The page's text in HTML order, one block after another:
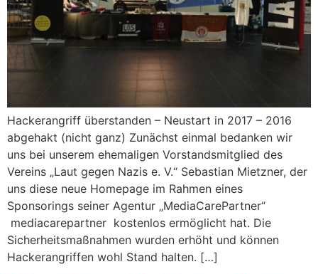
Hackerangriff überstanden – Neustart in 2017 – 2016
abgehakt (nicht ganz) Zunächst einmal bedanken wir
uns bei unserem ehemaligen Vorstandsmitglied des
Vereins „Laut gegen Nazis e. V.“ Sebastian Mietzner, der
uns diese neue Homepage im Rahmen eines
Sponsorings seiner Agentur „MediaCarePartner“
mediacarepartner kostenlos ermöglicht hat. Die
Sicherheitsmaßnahmen wurden erhöht und können
Hackerangriffen wohl Stand halten. […]